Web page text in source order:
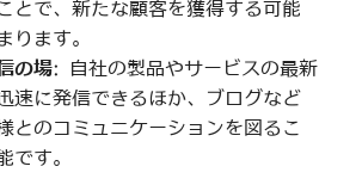
とで、新たな顧客を獲得する可能
ります。
の場: 自社の製品やサービスの最新
速に発信できるほか、ブログなど
とのコミュニケーションを図るこ
です。